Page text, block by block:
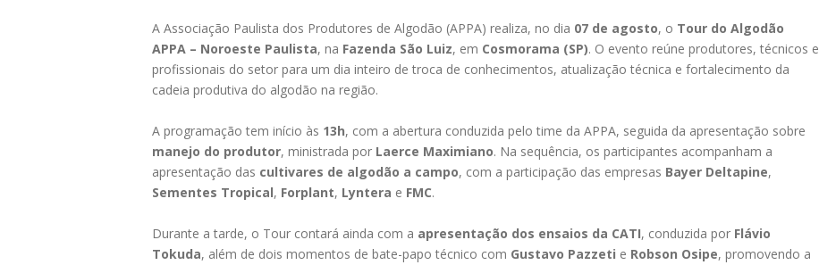
A Associação Paulista dos Produtores de Algodão (APPA) realiza, no dia 07 de agosto, o Tour do Algodão
APPA – Noroeste Paulista, na Fazenda São Luiz, em Cosmorama (SP). O evento reúne produtores, técnicos e
profissionais do setor para um dia inteiro de troca de conhecimentos, atualização técnica e fortalecimento da
cadeia produtiva do algodão na região.
A programação tem início às 13h, com a abertura conduzida pelo time da APPA, seguida da apresentação sobre
manejo do produtor, ministrada por Laerce Maximiano. Na sequência, os participantes acompanham a
apresentação das cultivares de algodão a campo, com a participação das empresas Bayer Deltapine,
Sementes Tropical, Forplant, Lyntera e FMC.
Durante a tarde, o Tour contará ainda com a apresentação dos ensaios da CATI, conduzida por Flávio
Tokuda, além de dois momentos de bate-papo técnico com Gustavo Pazzeti e Robson Osipe, promovendo a